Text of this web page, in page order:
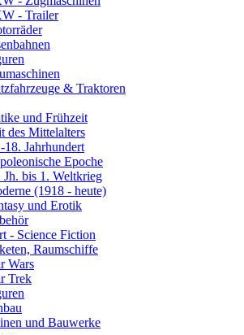
- Trailer
& Traktoren
und Frühzeit
des Mittelalters
18. Jahrhundert
Epoche
Jh. bis 1. Weltkrieg
(1918 - heute)
und Erotik
- Science Fiction
Raumschiffe
Wars
Trek
und Bauwerke